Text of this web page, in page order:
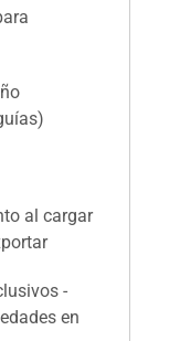
al cargar
-
en